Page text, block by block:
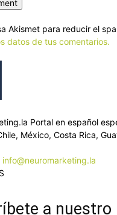
Akismet para reducir el
datos de tus comentarios.
Portal en español
México, Costa Rica,
info@neuromarketing.la
a